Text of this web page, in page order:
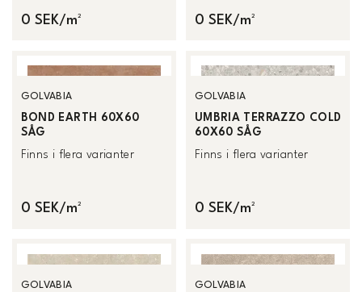
0 SEK/m² 0 SEK/m²
GOLVABIA
BOND EARTH 60X60
SÅG
Finns i flera varianter
0 SEK/m²
GOLVABIA
UMBRIA TERRAZZO COLD
60X60 SÅG
Finns i flera varianter
0 SEK/m²
GOLVABIA GOLVABIA